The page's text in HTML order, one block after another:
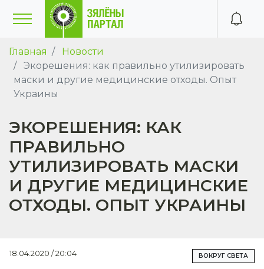
Главная
Новости
Экорешения: как правильно утилизировать
маски и другие медицинские отходы. Опыт
Украины
ЭКОРЕШЕНИЯ: КАК
ПРАВИЛЬНО
УТИЛИЗИРОВАТЬ МАСКИ
И ДРУГИЕ МЕДИЦИНСКИЕ
ОТХОДЫ. ОПЫТ УКРАИНЫ
18.04.2020 / 20:04 ВОКРУГ СВЕТА